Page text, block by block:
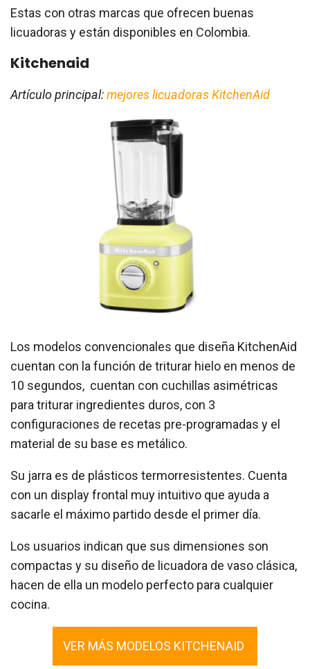
Estas con otras marcas que ofrecen buenas
licuadoras y están disponibles en Colombia.
Kitchenaid
Artículo principal:mejores licuadoras KitchenAid
Los modelos convencionales que diseña KitchenAid
cuentan con la función de triturar hielo en menos de
10 segundos, cuentan con cuchillas asimétricas
para triturar ingredientes duros, con 3
configuraciones de recetas pre-programadas y el
material de su base es metálico.
Su jarra es de plásticos termorresistentes. Cuenta
con un display frontal muy intuitivo que ayuda a
sacarle el máximo partido desde el primer día.
Los usuarios indican que sus dimensiones son
compactas y su diseño de licuadora de vaso clásica,
hacen de ella un modelo perfecto para cualquier
cocina.
VER MÁS MODELOS KITCHENAID